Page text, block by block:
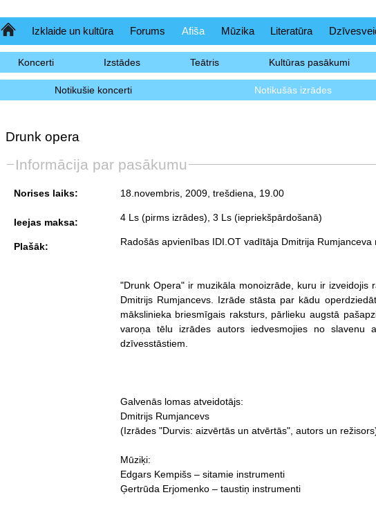
SākumlapaIzklaide un kultūra Forums Afiša Mūzika Literatūra
Koncerti Izstādes Teātris Kultūras pasākumi
Notikušie koncerti Notikušās izrādes
Drunk opera
Informācija par pasākumu
Norises laiks: 18.novembris, 2009, trešdiena , 19.00
Ieejas maksa: 4 Ls (pirms izrādes), 3 Ls (iepriekšpārdošanā)
Plašāk: Radošās apvienības IDI.OT vadītāja Dmitrija
"Drunk Opera" ir muzikāla monoizrāde, kuru ir izveidojis
Dmitrijs Rumjancevs. Izrāde stāsta par kādu
mākslinieka briesmīgais raksturs, pārlieku augstā pašapziņa un
varoņa tēlu izrādes autors iedvesmojies no slavenu
dzīvesstāstiem.
Galvenās lomas atveidotājs:
Dmitrijs Rumjancevs
(Izrādes "Durvis: aizvērtās un atvērtās", autors un
Mūziķi:
Edgars Kempišs – sitamie instrumenti
Ģertrūda Erjomenko – taustiņ instrumenti